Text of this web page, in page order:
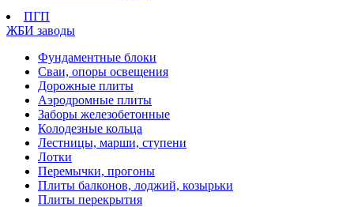
ПГП
ЖБИ заводы
Фундаментные блоки
Сваи, опоры освещения
Дорожные плиты
Аэродромные плиты
Заборы железобетонные
Колодезные кольца
Лестницы, марши, ступени
Лотки
Перемычки, прогоны
Плиты балконов, лоджий, козырьки
Плиты перекрытия